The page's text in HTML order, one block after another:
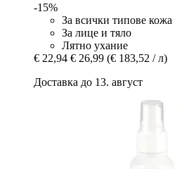
-15%
За всички типове кожа
За лице и тяло
Лятно ухание
€ 22,94 € 26,99 (€ 183,52 / л)
Доставка до 13. август